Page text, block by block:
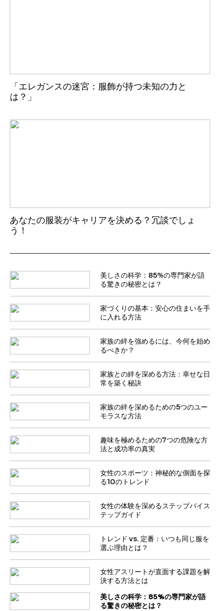
美しさの科学：85%の専門家が語
る驚きの秘密とは？
家づくりの基本：安心の住まいを手
に入れる方法
家族の絆を強めるには、今何を始め
るべきか？
家族との絆を深める方法：幸せな日
常を築く秘訣
家族の絆を深めるための5つのユー
モラスな方法
趣味を極めるための7つの危険な方
法と成功率の真実
女性のスポーツ：神秘的な側面を探
る10のトレンド
女性の体験を深めるステップバイス
テップガイド
トレンド vs. 定番：いつも同じ服を
選ぶ理由とは？
女性アスリートが直面する課題を解
決する方法とは
美しさの科学：85%の専門家が語
る驚きの秘密とは？
「エレガンスの迷宮：服飾が持つ未知の力と
は？」
あなたの服装がキャリアを決める？冗談でしょ
う！